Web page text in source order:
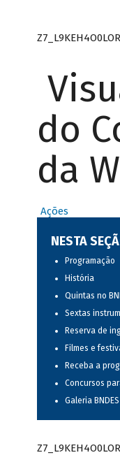
do
da
Ações
NESTA
Programação
História
Quintas no
Sextas
Reserva de
Filmes e
Receba a
Concursos
Galeria BNDES